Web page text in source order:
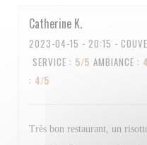
Catherine K
2023-04-15 - 20:15 -
SERVICE : 5/5 AMBIANCE : 4
: 4/5
Très bon restaurant, un